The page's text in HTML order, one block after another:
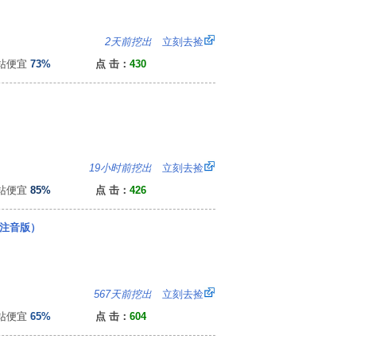
2天前挖出 立刻去捡
宜 73% 点 击： 430
19小时前挖出 立刻去捡
宜 85% 点 击： 426
音版）
567天前挖出 立刻去捡
宜 65% 点 击： 604